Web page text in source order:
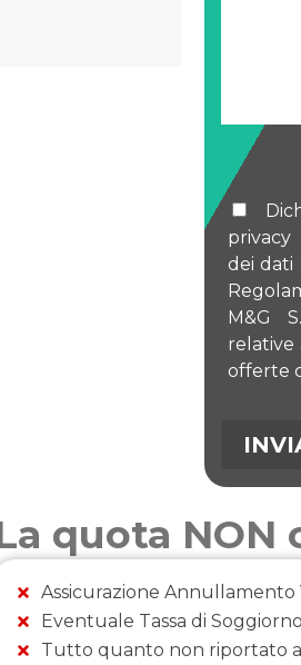
dei dati
M&G
relative
offerte
quota NON
Assicurazione Annullamento
Eventuale Tassa di Soggiorno
Tutto quanto non riportato